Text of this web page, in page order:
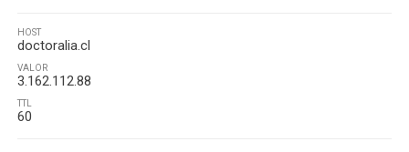
HOST
doctoralia.cl
VALOR
3.162.112.88
TTL
60